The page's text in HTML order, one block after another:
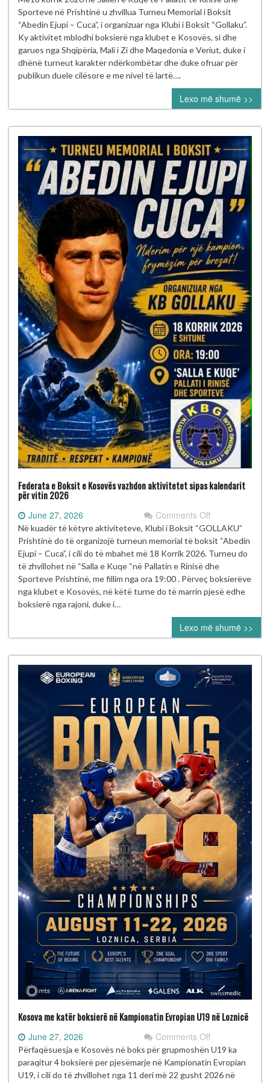
Memorial
“Abedin
Ejupi
–
Cuca”
Sporteve në Prishtinë u zhvillua Turneu Memorial i Boksit
“Abedin Ejupi – Cuca”, i organizuar nga Klubi i Boksit “Gollaku”.
Ky aktivitet mblodhi boksierë nga klubet e Kosovës, si dhe
garues nga Shqipëria, Mali i Zi dhe Maqedonia e Veriut, duke i
dhënë turneut karakter ndërkombëtar dhe duke ofruar për
publikun duele cilësore e me nivel të lartë….
Lexo më shumë >>
Federata e Boksit e Kosovës vazhdon aktivitetet sipas kalendarit
për vitin 2026
June 27, 2026 Comments Offon
Federata
e
Boksit
e
Kosovës
vazhdon
sipas
kalendarit
për
vitin
2026
Në kuadër të këtyre aktiviteteve, Klubi i Boksit “GOLLAKU”
Prishtinë do të organizojë turneun memorial të boksit “Abedin
Ejupi – Cuca”, i cili do të mbahet më 18 Korrik 2026. Turneu do
të zhvillohet në “Salla e Kuqe “në Pallatin e Rinisë dhe
Sporteve Prishtinë, me fillim nga ora 19:00 . Përveç boksierëve
nga klubet e Kosovës, në këtë turne do të marrin pjesë edhe
boksierë nga rajoni, duke i…
Lexo më shumë >>
Kosova me katër boksierë në Kampionatin Evropian U19 në Loznicë
June 27, 2026 Comments Offon
Kosova
me
katër
Përfaqësuesja e Kosovës në boks për grupmoshën U19 ka
paraqitur 4 boksierë per pjesëmarje në Kampionatin Evropian
U19, i cili do të zhvillohet nga 11 deri më 22 gusht 2026 në